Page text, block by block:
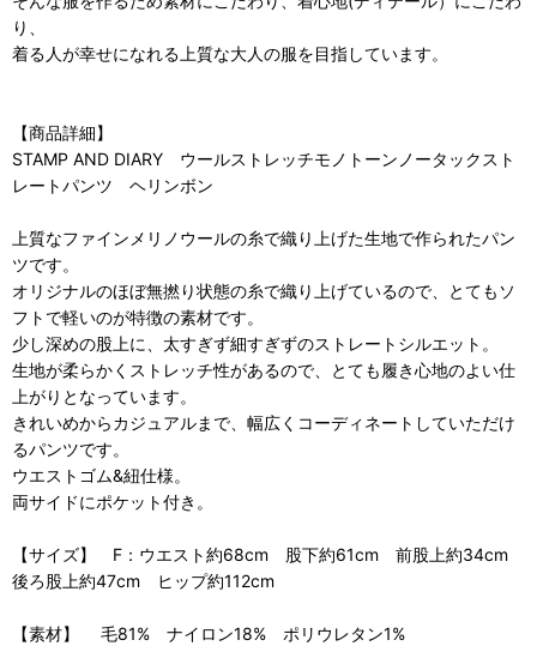
り、
着る人が幸せになれる上質な大人の服を目指しています。
【商品詳細】
STAMP AND DIARY ウールストレッチモノトーンノータックスト
レートパンツ ヘリンボン
上質なファインメリノウールの糸で織り上げた生地で作られたパン
ツです。
オリジナルのほぼ無撚り状態の糸で織り上げているので、とてもソ
フトで軽いのが特徴の素材です。
少し深めの股上に、太すぎず細すぎずのストレートシルエット。
生地が柔らかくストレッチ性があるので、とても履き心地のよい仕
上がりとなっています。
きれいめからカジュアルまで、幅広くコーディネートしていただけ
るパンツです。
ウエストゴム&紐仕様。
両サイドにポケット付き。
【サイズ】 F：ウエスト約68cm 股下約61cm 前股上約34cm
後ろ股上約47cm ヒップ約112cm
【素材】 毛81% ナイロン18% ポリウレタン1%